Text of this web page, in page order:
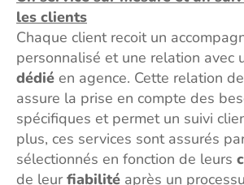
les clients
Chaque client recoit un
personnalisé et une relation avec
dédié en agence. Cette relation
assure la prise en compte des
spécifiques et permet un suivi
plus, ces services sont assurés
sélectionnés en fonction de leurs
de leurfiabilité après un